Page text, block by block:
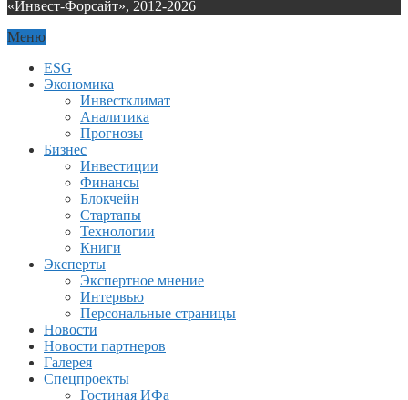
«Инвест-Форсайт», 2012-2026
Меню
ESG
Экономика
Инвестклимат
Аналитика
Прогнозы
Бизнес
Инвестиции
Финансы
Блокчейн
Стартапы
Технологии
Книги
Эксперты
Экспертное мнение
Интервью
Персональные страницы
Новости
Новости партнеров
Галерея
Спецпроекты
Гостиная ИФа